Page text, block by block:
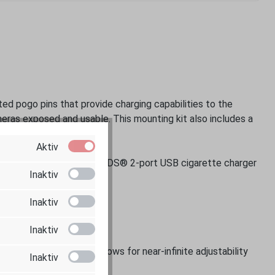
pogo pins that provide charging capabilities to the
exposed and usable. This mounting kit also includes a
is compatible with the GDS® 2-port USB cigarette charger
socket technology allows for near-infinite adjustability
Aktiv
Inaktiv
Inaktiv
Inaktiv
Inaktiv